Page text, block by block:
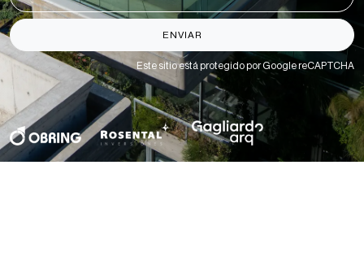
ENVIAR
Este sitio está protegido por Google reCAPTCHA